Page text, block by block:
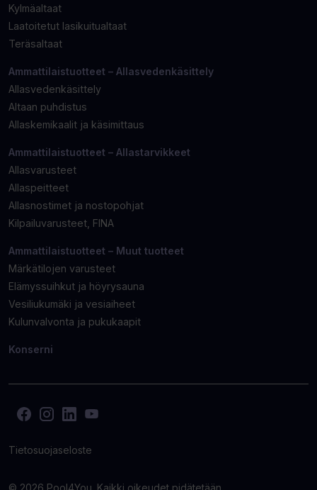
Kylmäaltaat
Laatoitetut lasikuitualtaat
Teräsaltaat
Ammattilaistuotteet – Allasvedenkäsittely
Allasvedenkäsittely
Altaan puhdistus
Allaskemikaalit ja käsimittaus
Ammattilaistuotteet – Allastarvikkeet
Allasvarusteet
Allaspeitteet
Allasnostimet ja nostopohjat
Kilpailuvarusteet, FINA
Ammattilaistuotteet – Muut tuotteet
Märkätilojen varusteet
Elämyssuihkut ja höyrysauna
Vesiliukumäki ja vesiaiheet
Kulunvalvonta ja pukukaapit
Konserni
Tietosuojaseloste
Facebook
(Avaa
sivuston
uudelle
Instagram
(Avaa
sivuston
LinkedIn
(Avaa